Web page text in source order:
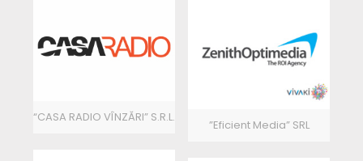
“CASA RADIO VÎNZĂRI” S.R.L.
”Eficient Media” SRL